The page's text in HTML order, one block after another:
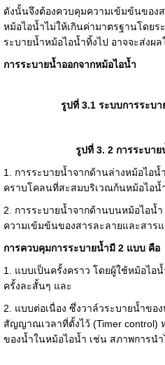
ดังนั้นจึงต้องควบคุมความเข้มข้นของ
หม้อไอน้ำไม่ให้เกินค่ามาตรฐานโดย
ระบายน้ำหม้อไอน้ำทิ้งไป อาจจะส่งผ
การระบายน้ำออกจากหม้อไอน้ำ
รูปที่ 3.1 ระบบการระบ
รูปที่ 3. 2 การระบา
1. การระบายน้ำจากด้านล่างหม้อไอน้
คราบโคลนที่สะสมบริเวณก้นหม้อไอน้
2. การระบายน้ำจากด้านบนหม้อไอน้ำ
ความเข้มข้นของสารละลายและสาร
การควบคุมการระบายน้ำมี 2 แบบ คือ
1. แบบเป็นครั้งคราว โดยผู้ใช้หม้อไอ
ครั้งละสั้นๆ และ
2. แบบต่อเนื่อง ซึ่งวาล์วระบายน้ำขอ
สัญญาณเวลาที่ตั้งไว้ (Timer
ของน้ำในหม้อไอน้ำ เช่น สภาพการน